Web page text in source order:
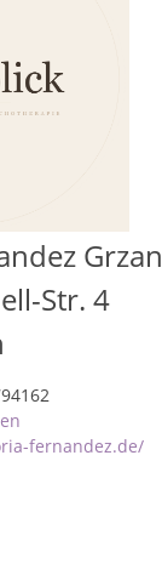
Grzan
Str. 4
fernandez.de/